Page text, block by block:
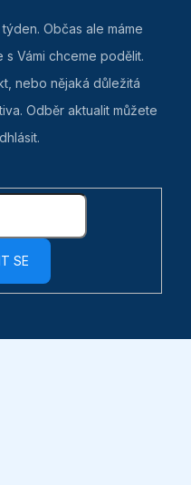
Občas ale máme
Vámi chceme podělit.
nebo nějaká důležitá
Odběr aktualit můžete
SE